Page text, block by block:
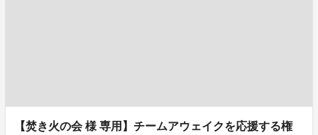
【焚き火の会 様 専用】チームアウェイクを応援する権